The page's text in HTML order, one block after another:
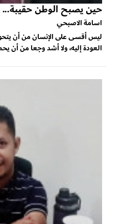
حين يصبح الوطن حقيبة...
اسامة الاصبحي
ليس أقسى على الإنسان من أن
العودة إليه، ولا أشد وجعا من أن